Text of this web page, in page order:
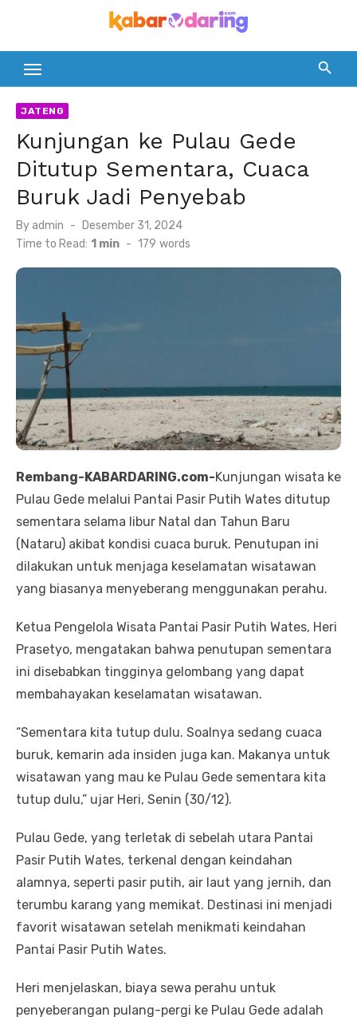
content
JATENG
Kunjungan ke Pulau Gede
Ditutup Sementara, Cuaca
Buruk Jadi Penyebab
By admin
Posted
on
Desember 31, 2024
Time to Read: 1 min - 179 words
Rembang-KABARDARING.com-Kunjungan wisata ke
Pulau Gede melalui Pantai Pasir Putih Wates ditutup
sementara selama libur Natal dan Tahun Baru
(Nataru) akibat kondisi cuaca buruk. Penutupan ini
dilakukan untuk menjaga keselamatan wisatawan
yang biasanya menyeberang menggunakan perahu.
Ketua Pengelola Wisata Pantai Pasir Putih Wates, Heri
Prasetyo, mengatakan bahwa penutupan sementara
ini disebabkan tingginya gelombang yang dapat
membahayakan keselamatan wisatawan.
“Sementara kita tutup dulu. Soalnya sedang cuaca
buruk, kemarin ada insiden juga kan. Makanya untuk
wisatawan yang mau ke Pulau Gede sementara kita
tutup dulu,” ujar Heri, Senin (30/12).
Pulau Gede, yang terletak di sebelah utara Pantai
Pasir Putih Wates, terkenal dengan keindahan
alamnya, seperti pasir putih, air laut yang jernih, dan
terumbu karang yang memikat. Destinasi ini menjadi
favorit wisatawan setelah menikmati keindahan
Pantai Pasir Putih Wates.
Heri menjelaskan, biaya sewa perahu untuk
penyeberangan pulang-pergi ke Pulau Gede adalah